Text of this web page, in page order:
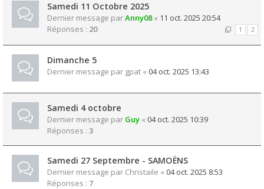
Samedi 11 Octobre 2025
Dernier message parAnny08« 11 oct. 2025 20:54
Réponses : 20 1 2
Dimanche 5
Dernier message par gpat « 04 oct. 2025 13:43
Samedi 4 octobre
Dernier message par Guy « 04 oct. 2025 10:39
Réponses : 3
Samedi 27 Septembre - SAMOËNS
Dernier message par Christaile « 04 oct. 2025 8:53
Réponses : 7